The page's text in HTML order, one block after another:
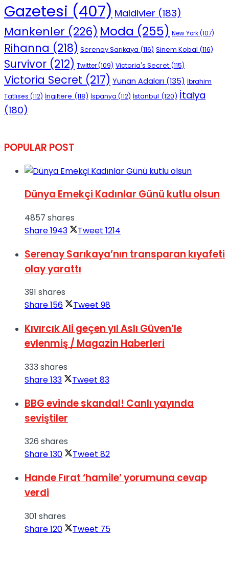
Gazetesi (407) Maldivler (183)
Mankenler (226) Moda (255) New York(107)
Rihanna (218) Serenay Sarıkaya (116) Sinem Kobal (116)
Survivor (212) Twitter(109) Victoria's Secret (115)
Victoria Secret (217) Yunan Adaları (135) İbrahim
Tatlıses (112) İngiltere (118) İspanya (112) İstanbul (120) İtalya
(180)
POPULAR POST
Dünya Emekçi Kadınlar Günü kutlu olsun
4857 shares
Share1943 Tweet 1214
Serenay Sarıkaya’nın transparan kıyafeti
olay yarattı
391 shares
Share156 Tweet 98
Kıvırcık Ali geçen yıl Aslı Güven’le
evlenmiş / Magazin Haberleri
333 shares
Share133 Tweet 83
BBG evinde skandal! Canlı yayında
seviştiler
326 shares
Share130 Tweet 82
Hande Fırat ‘hamile’ yorumuna cevap
verdi
301 shares
Share120 Tweet 75